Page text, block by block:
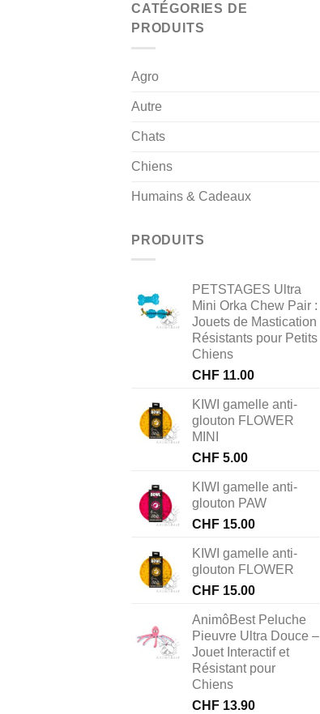
CATÉGORIES DE
PRODUITS
Agro
Autre
Chats
Chiens
Humains & Cadeaux
PRODUITS
PETSTAGES Ultra
Mini Orka Chew Pair :
Jouets de Mastication
Résistants pour Petits
Chiens
CHF 11.00
KIWI gamelle anti-
glouton FLOWER
MINI
CHF 5.00
KIWI gamelle anti-
glouton PAW
CHF 15.00
KIWI gamelle anti-
glouton FLOWER
CHF 15.00
AnimôBest Peluche
Pieuvre Ultra Douce –
Jouet Interactif et
Résistant pour
Chiens
CHF 13.90